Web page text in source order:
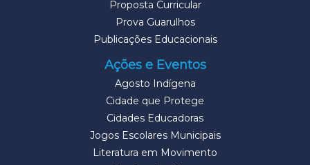
Proposta Curricular
Prova Guarulhos
Publicações Educacionais
Ações e Eventos
Agosto Indígena
Cidade que Protege
Cidades Educadoras
Jogos Escolares Municipais
Literatura em Movimento